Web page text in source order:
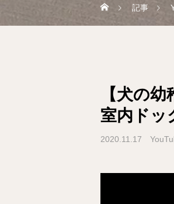
記事
【犬の
室内ドッ
2020.11.17